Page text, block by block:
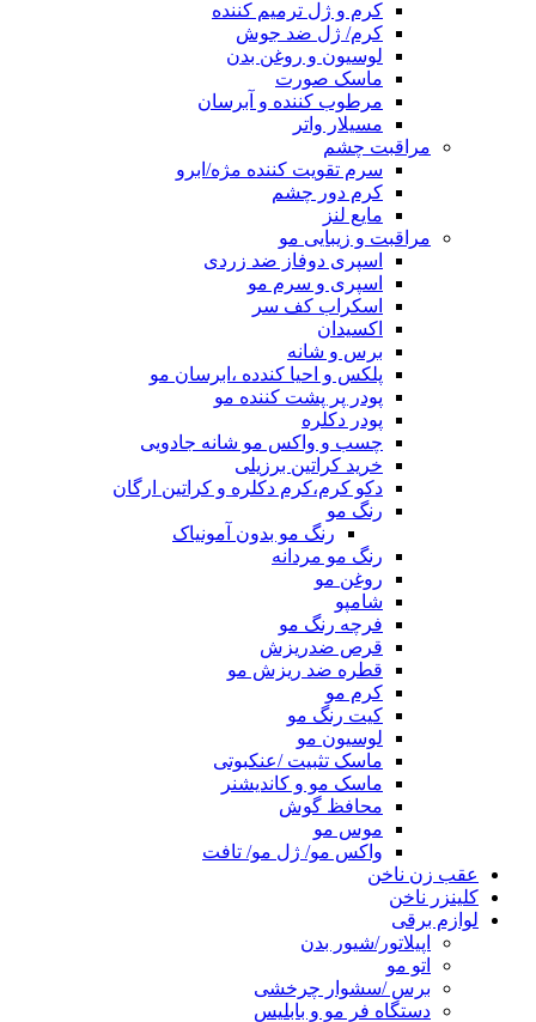
کرم و ژل ترمیم کننده
کرم/ ژل ضد جوش
لوسیون و روغن بدن
ماسک صورت
مرطوب کننده و آبرسان
مسیلار واتر
مراقبت چشم
سرم تقویت کننده مژه/ابرو
کرم دور چشم
مایع لنز
مراقبت و زیبایی مو
اسپری دوفاز ضد زردی
اسپری و سرم مو
اسکراب کف سر
اکسیدان
برس و شانه
پلکس و احیا کندده ،ابرسان مو
پودر پر پشت کننده مو
پودر دکلره
چسب و واکس مو شانه جادویی
خرید کراتین برزیلی
دکو کرم،کرم دکلره و کراتین ارگان
رنگ مو
رنگ مو بدون آمونیاک
رنگ مو مردانه
روغن مو
شامپو
فرچه رنگ مو
قرص ضدریزش
قطره ضد ریزش مو
کرم مو
کیت رنگ مو
لوسیون مو
ماسک تثبیت /عنکبوتی
ماسک مو و کاندیشنر
محافظ گوش
موس مو
واکس مو/ ژل مو/ تافت
عقب زن ناخن
کلینزر ناخن
لوازم برقی
اپیلاتور/شیور بدن
اتو مو
برس /سشوار چرخشی
دستگاه فر مو و بابلیس